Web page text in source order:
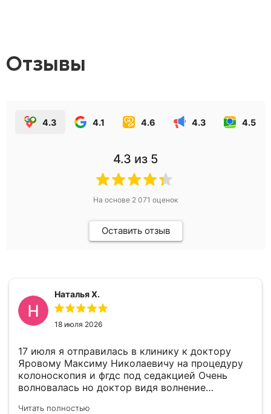
Отзывы
4.3 4.1 4.6 4.3 4.5
4.3 из 5
На основе 2 071 оценок
Оставить отзыв
Наталья Х.
18 июля 2026
17 июля я отправилась в клинику к доктору
Яровому Максиму Николаевичу на процедуру
колоноскопия и фгдс под седакцией Очень
волновалась но доктор видя волнение
По выявленному гастриту доктор дал
Читать полностью